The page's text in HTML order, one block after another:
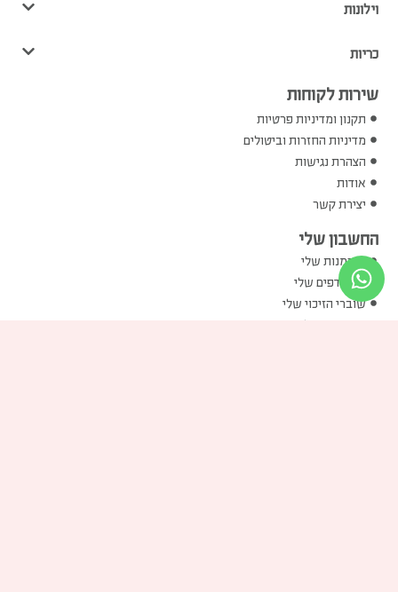
וילונות
כריות
שירות לקוחות
תקנון ומדיניות פרטיות
מדיניות החזרות וביטולים
הצהרת נגישות
אודות
יצירת קשר
החשבון שלי
ההזמנות שלי
המועדפים שלי
שוברי הזיכוי שלי
הכתובות שלי